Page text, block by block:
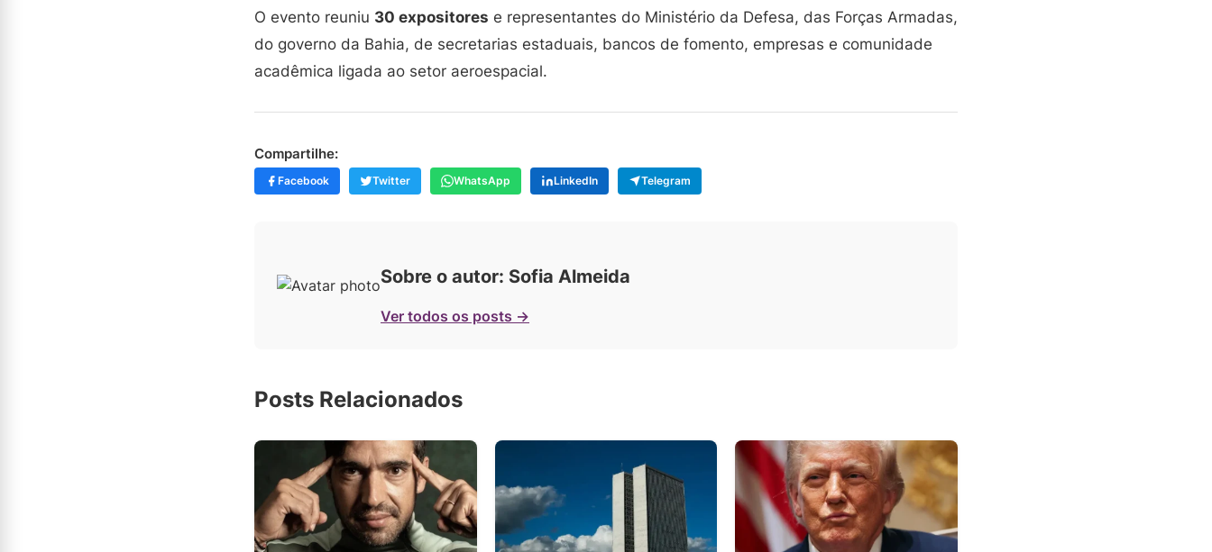
O evento reuniu 30 expositores e representantes do Ministério da Defesa, das Forças Armadas,
do governo da Bahia, de secretarias estaduais, bancos de fomento, empresas e comunidade
acadêmica ligada ao setor aeroespacial.
Compartilhe:
Facebook Twitter WhatsApp LinkedIn Telegram
Sobre o autor: Sofia Almeida
Ver todos os posts →
Posts Relacionados